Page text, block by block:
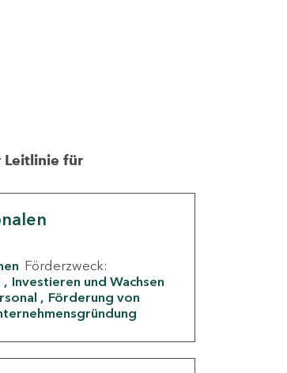
Leitlinie für
Förderzweck:
Investieren und Wachsen
Förderung von